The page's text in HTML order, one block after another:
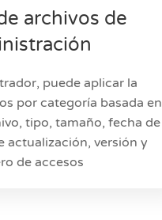
archivos de
puede aplicar la
por categoría basada en
tipo, tamaño, fecha de
actualización, versión y
de accesos